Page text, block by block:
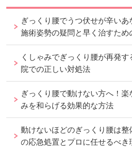
ぎっくり腰でうつ伏せが辛い
施術姿勢の疑問と早く治すため
くしゃみでぎっくり腰が再発
院での正しい対処法
ぎっくり腰で動けない方へ！楽
みを和らげる効果的な方法
動けないほどのぎっくり腰は整
の応急処置とプロに任せるべき